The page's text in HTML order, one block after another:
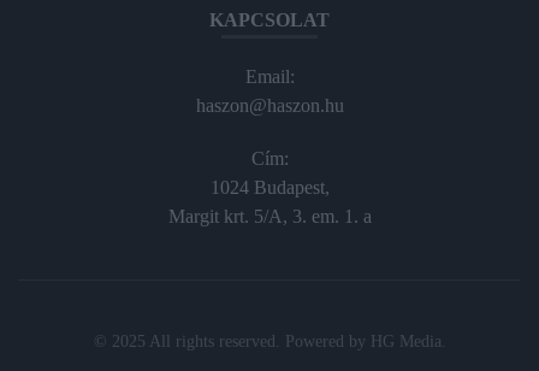
KAPCSOLAT
Email:
haszon@haszon.hu
Cím:
1024 Budapest,
Margit krt. 5/A, 3. em. 1. a
© 2025 All rights reserved. Powered by HG Media